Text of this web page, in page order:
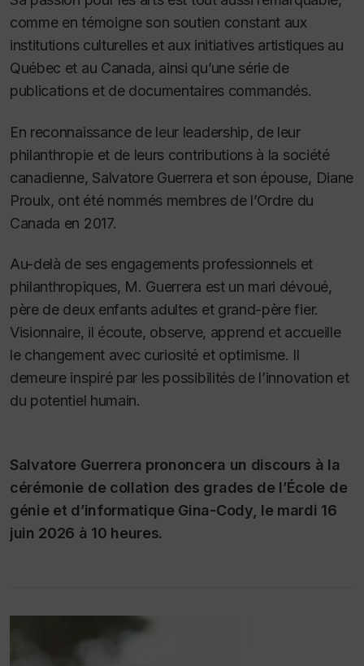
comme en témoigne son soutien constant aux
institutions culturelles et aux initiatives artistiques au
Québec et au Canada, ainsi qu’une série de
publications et de documentaires commandés.
En reconnaissance de leur leadership, de leur
philanthropie et de leurs contributions à la société
canadienne, Salvatore Guerrera et son épouse, Diane
Proulx, ont été nommés membres de l’Ordre du
Canada en 2017.
Au-delà de ses engagements professionnels et
philanthropiques, M. Guerrera est un mari dévoué,
père de deux enfants adultes et grand-père fier.
Visionnaire, il écoute, observe, apprend et accueille
le changement avec curiosité et optimisme. Il
demeure inspiré par les possibilités de l’innovation et
du potentiel humain.
Salvatore Guerrera prononcera un discours à la
cérémonie de collation des grades de l’École de
génie et d’informatique Gina-Cody, le mardi 16
juin 2026 à 10 heures.